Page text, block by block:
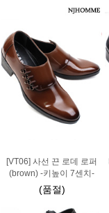
[VT06] 사선 끈 로데 로퍼
(brown) -키높이 7센치-
(품절)